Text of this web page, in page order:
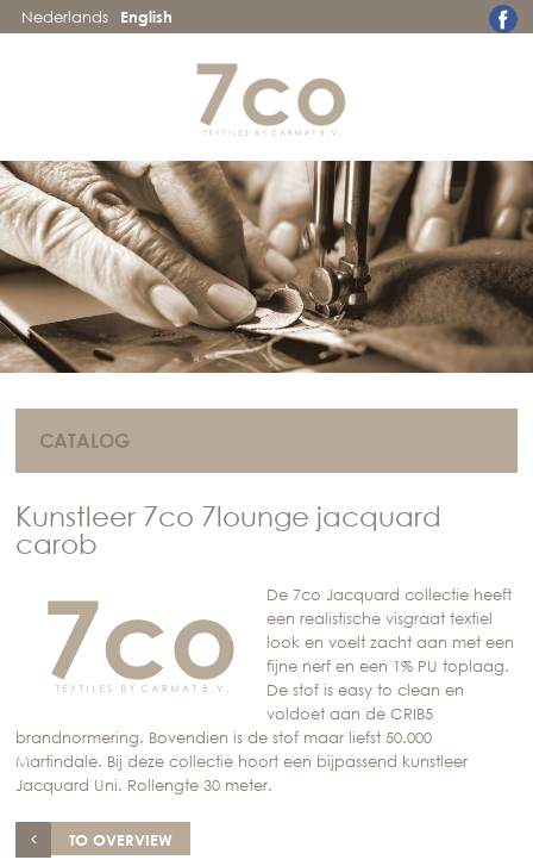
Nederlands English
CATALOG
Kunstleer 7co 7lounge jacquard
carob
De 7co Jacquard collectie heeft
een realistische visgraat textiel
look en voelt zacht aan met een
fijne nerf en een 1% PU toplaag.
De stof is easy to clean en
voldoet aan de CRIB5
brandnormering. Bovendien is de stof maar liefst 50.000
Martindale. Bij deze collectie hoort een bijpassend kunstleer
Jacquard Uni. Rollengte 30 meter.
TO OVERVIEW